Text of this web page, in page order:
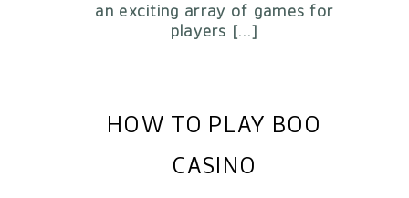
an exciting array of games for
players […]
HOW TO PLAY BOO
CASINO